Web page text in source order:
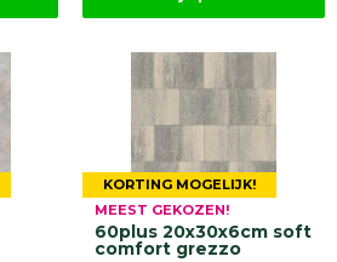
KORTING MOGELIJK!
MEEST GEKOZEN!
60plus 20x30x6cm soft
comfort grezzo